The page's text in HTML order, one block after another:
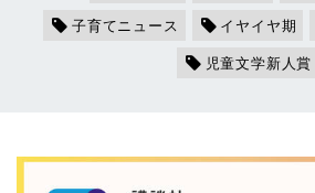
子育てニュース
イヤイヤ期
児童文学新人賞